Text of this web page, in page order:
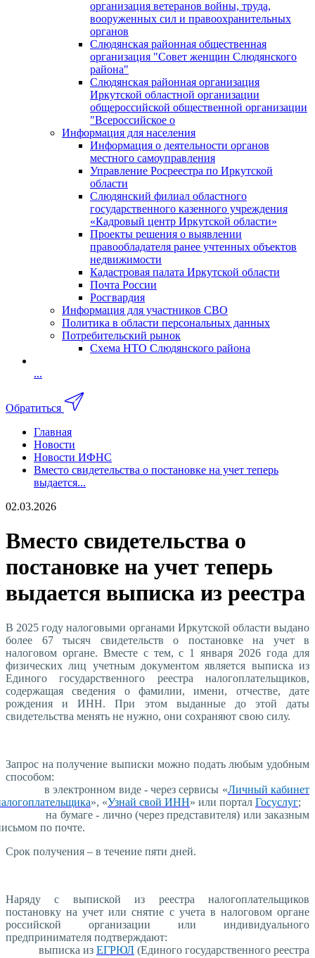
организация ветеранов войны, труда,
вооруженных сил и правоохранительных
органов
Слюдянская районная общественная
организация "Совет женщин Слюдянского
района"
Слюдянская районная организация
Иркутской областной организации
общероссийской общественной организации
"Всероссийское о
Информация для населения
Информация о деятельности органов
местного самоуправления
Управление Росреестра по Иркутской
области
Слюдянский филиал областного
государственного казенного учреждения
«Кадровый центр Иркутской области»
Проекты решения о выявлении
правообладателя ранее учтенных объектов
недвижимости
Кадастровая палата Иркутской области
Почта России
Росгвардия
Информация для участников СВО
Политика в области персональных данных
Потребительский рынок
Схема НТО Слюдянского района
...
Обратиться
Главная
Новости
Новости ИФНС
Вместо свидетельства о постановке на учет теперь
выдается...
02.03.2026
Вместо свидетельства о
постановке на учет теперь
выдается выписка из реестра
В 2025 году налоговыми органами Иркутской области выдано
более 67 тысяч свидетельств о постановке на учет в
налоговом органе. Вместе с тем, с 1 января 2026 года для
физических лиц учетным документом является выписка из
Единого государственного реестра налогоплательщиков,
содержащая сведения о фамилии, имени, отчестве, дате
рождения и ИНН. При этом выданные до этой даты
свидетельства менять не нужно, они сохраняют свою силу.
Запрос на получение выписки можно подать любым удобным
способом:
в электронном виде - через сервисы «Личный кабинет
», «Узнай свой ИНН» или портал Госуслуг;
на бумаге - лично (через представителя) или заказным
по почте.
Срок получения – в течение пяти дней.
Наряду с выпиской из реестра налогоплательщиков
постановку на учет или снятие с учета в налоговом органе
российской организации или индивидуального
предпринимателя подтверждают:
выписка из ЕГРЮЛ (Единого государственного реестра